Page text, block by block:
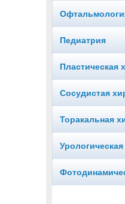
Педиатрия
Пластическая
Сосудистая
Торакальная